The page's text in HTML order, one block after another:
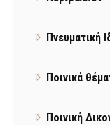
Πνευματική
Ποινικά
Ποινική